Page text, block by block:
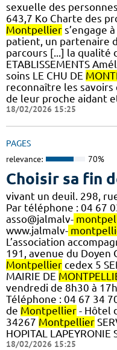
sexuelle des
643,7 Ko Charte des
Montpellier s’engage
patient, un partenaire
parcours [...] la qualité
ETABLISSEMENTS
soins LE CHU DE
reconnaître les
de leur proche aidant
18/02/2026 15:25
PAGES
relevance: 70%
Choisir sa fin
vivant un deuil. 298,
Par téléphone : 04 67
asso@jalmalv-
www.jalmalv-
L’association
191, avenue du Doyen
Montpellier cedex 5
MAIRIE DE
vendredi de 8h30 à
Téléphone : 04 67 34
de Montpellier - Hôtel
34267 Montpellier
HOPITAL
18/02/2026 15:25